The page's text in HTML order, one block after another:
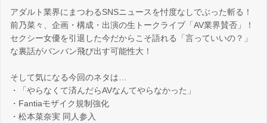
アダルト業界にまつわるSNSニュースを忖度なしでぶった斬る！
前乃菜々、企画・構成・出演の生トークライブ「AV業界賛否」！
セクシー女優を引退した今だからこそ語れる「言っていいの？」
な裏話がバンバン飛び出す可能性大！
そして気になる今回のネタは…
・「やらなくて済んだらAVなんてやらなかった」
・Fantiaモザイク規制強化
・松本菜奈実 同人参入